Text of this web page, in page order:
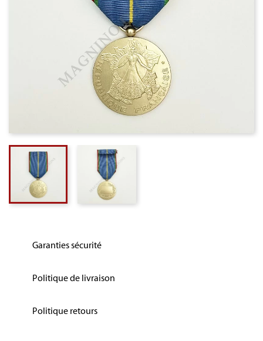
Garanties sécurité
Politique de livraison
Politique retours